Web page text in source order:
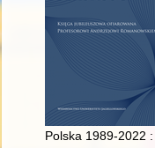
Polska 1989-2022